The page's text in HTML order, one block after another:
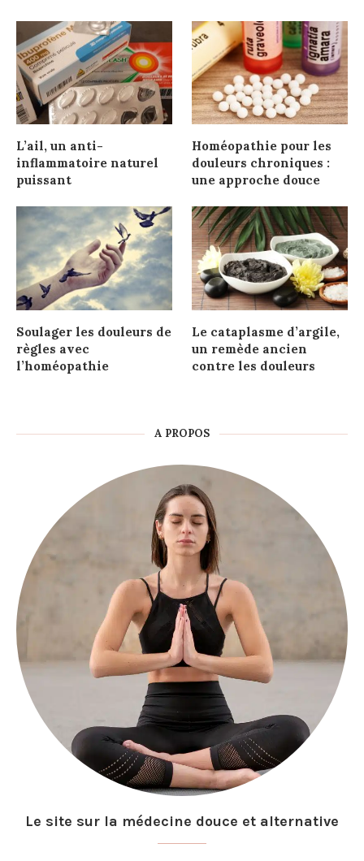
L’ail, un anti-
inflammatoire naturel
puissant
Homéopathie pour les
douleurs chroniques :
une approche douce
Soulager les douleurs de
règles avec
l’homéopathie
Le cataplasme d’argile,
un remède ancien
contre les douleurs
A PROPOS
Le site sur la médecine douce et alternative